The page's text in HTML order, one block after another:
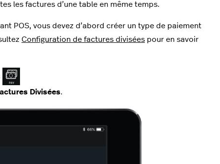
les factures d’une table en même temps.
POS, vous devez d’abord créer un type de paiement
Configuration de factures divisées pour en savoir
Divisées.